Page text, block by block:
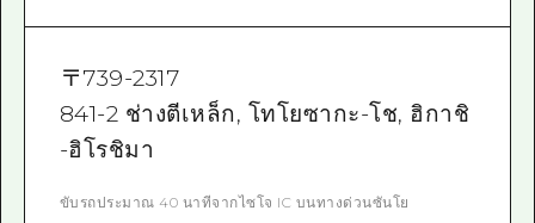
〒739-2317
841-2 ช่างตีเหล็ก, โทโยซากะ-โช, ฮิกาชิ
-ฮิโรชิมา
ขับรถประมาณ 40 นาทีจากไซโจ IC บนทางด่วนซันโย